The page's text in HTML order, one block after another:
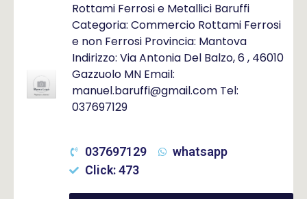
Rottami Ferrosi e Metallici Baruffi
Categoria: Commercio Rottami Ferrosi
e non Ferrosi Provincia: Mantova
Indirizzo: Via Antonia Del Balzo, 6 , 46010
Gazzuolo MN Email:
manuel.baruffi@gmail.com Tel:
037697129
037697129
whatsapp
Click: 473